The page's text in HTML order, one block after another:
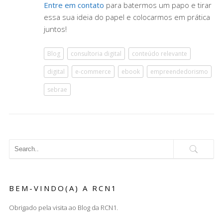
Entre em contato para batermos um papo e tirar
essa sua ideia do papel e colocarmos em prática
juntos!
Blog consultoria digital conteúdo relevante
digital e-commerce ebook empreendedorismo
sebrae
BEM-VINDO(A) A RCN1
Obrigado pela visita ao Blog da RCN1.